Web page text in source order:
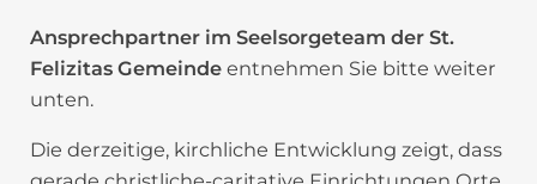
Ansprechpartner im Seelsorgeteam der St.
Felizitas Gemeindeentnehmen Sie bitte weiter
unten.
Die derzeitige, kirchliche Entwicklung zeigt, dass